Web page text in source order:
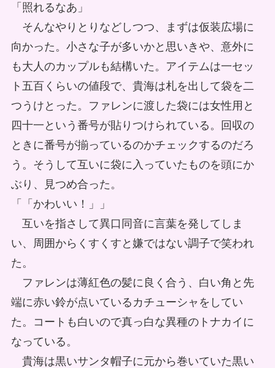
「照れるなあ」
そんなやりとりなどしつつ、まずは仮装広場に
向かった。小さな子が多いかと思いきや、意外に
も大人のカップルも結構いた。アイテムは一セッ
ト五百くらいの値段で、貴海は札を出して袋を二
つうけとった。ファレンに渡した袋には女性用と
四十一という番号が貼りつけられている。回収の
ときに番号が揃っているのかチェックするのだろ
う。そうして互いに袋に入っていたものを頭にか
ぶり、見つめ合った。
「「かわいい！」」
互いを指さして異口同音に言葉を発してしま
い、周囲からくすくすと嫌ではない調子で笑われ
た。
ファレンは薄紅色の髪に良く合う、白い角と先
端に赤い鈴が点いているカチューシャをしてい
た。コートも白いので真っ白な異種のトナカイに
なっている。
貴海は黒いサンタ帽子に元から巻いていた黒い